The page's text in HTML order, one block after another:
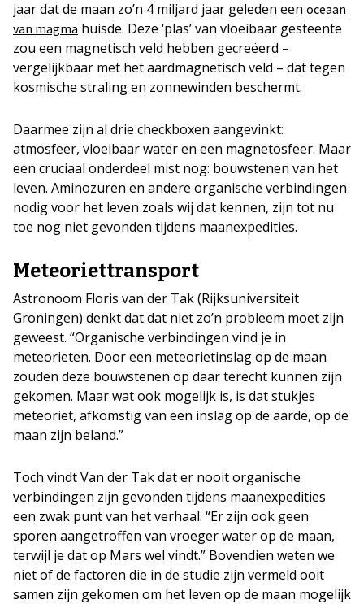
jaar dat de maan zo’n 4 miljard jaar geleden een oceaan
van magma huisde. Deze ‘plas’ van vloeibaar gesteente
zou een magnetisch veld hebben gecreëerd –
vergelijkbaar met het aardmagnetisch veld – dat tegen
kosmische straling en zonnewinden beschermt.
Daarmee zijn al drie checkboxen aangevinkt:
atmosfeer, vloeibaar water en een magnetosfeer. Maar
een cruciaal onderdeel mist nog: bouwstenen van het
leven. Aminozuren en andere organische verbindingen
nodig voor het leven zoals wij dat kennen, zijn tot nu
toe nog niet gevonden tijdens maanexpedities.
Meteoriettransport
Astronoom Floris van der Tak (Rijksuniversiteit
Groningen) denkt dat dat niet zo’n probleem moet zijn
geweest. “Organische verbindingen vind je in
meteorieten. Door een meteorietinslag op de maan
zouden deze bouwstenen op daar terecht kunnen zijn
gekomen. Maar wat ook mogelijk is, is dat stukjes
meteoriet, afkomstig van een inslag op de aarde, op de
maan zijn beland.”
Toch vindt Van der Tak dat er nooit organische
verbindingen zijn gevonden tijdens maanexpedities
een zwak punt van het verhaal. “Er zijn ook geen
sporen aangetroffen van vroeger water op de maan,
terwijl je dat op Mars wel vindt.” Bovendien weten we
niet of de factoren die in de studie zijn vermeld ooit
samen zijn gekomen om het leven op de maan mogelijk